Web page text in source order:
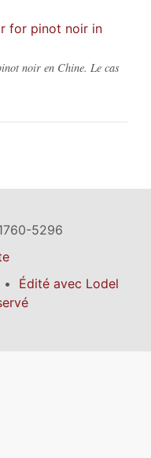
for pinot noir in
noir en Chine. Le cas
5296
Édité avec Lodel